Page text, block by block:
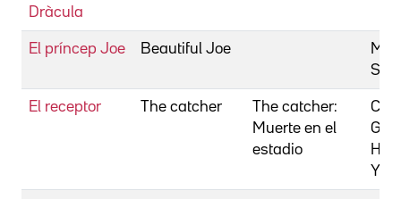
Dràcula
El príncep Joe Beautiful Joe
El receptor The catcher
The catcher:
Muerte en el
estadio
Guy